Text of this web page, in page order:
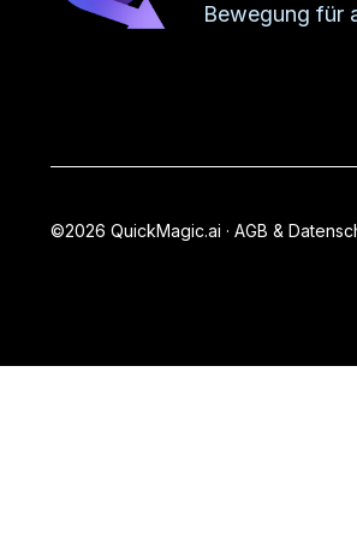
Bewegung für
©2026 QuickMagic.ai · AGB &